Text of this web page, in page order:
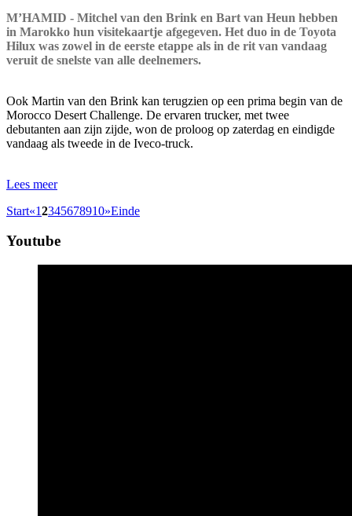
M’HAMID - Mitchel van den Brink en Bart van Heun hebben
in Marokko hun visitekaartje afgegeven. Het duo in de Toyota
Hilux was zowel in de eerste etappe als in de rit van vandaag
veruit de snelste van alle deelnemers.
Ook Martin van den Brink kan terugzien op een prima begin van de
Morocco Desert Challenge. De ervaren trucker, met twee
debutanten aan zijn zijde, won de proloog op zaterdag en eindigde
vandaag als tweede in de Iveco-truck.
Lees meer
Start«12345678910»Einde
Youtube